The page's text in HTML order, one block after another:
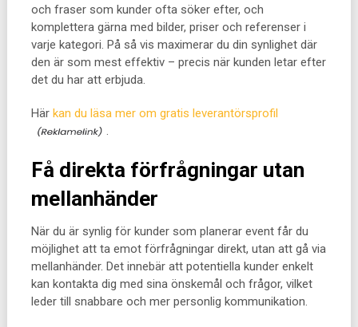
och fraser som kunder ofta söker efter, och
komplettera gärna med bilder, priser och referenser i
varje kategori. På så vis maximerar du din synlighet där
den är som mest effektiv – precis när kunden letar efter
det du har att erbjuda.
Här kan du läsa mer om gratis leverantörsprofil
.
Få direkta förfrågningar utan
mellanhänder
När du är synlig för kunder som planerar event får du
möjlighet att ta emot förfrågningar direkt, utan att gå via
mellanhänder. Det innebär att potentiella kunder enkelt
kan kontakta dig med sina önskemål och frågor, vilket
leder till snabbare och mer personlig kommunikation.